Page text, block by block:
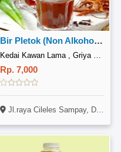
Bir Pletok (Non Alkohol) Khas Betawi
Kedai Kawan Lama , Griya Sampai Permai
Rp. 7,000
Jl.raya Cileles Sampay, Ds Suka Rendah